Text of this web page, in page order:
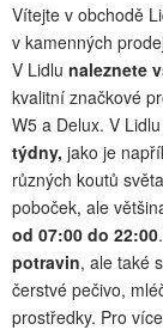
Vítejte v obchodě
v kamenných
V Lidlu naleznete
kvalitní značkové
W5 a Delux. V
týdny, jako je
různých koutů
poboček, ale
od 07:00 do 22:00
potravin, ale také
čerstvé pečivo,
prostředky. Pro